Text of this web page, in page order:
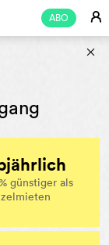
ABO E
s
günstiger als